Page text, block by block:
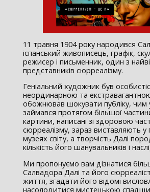
11 травня 1904 року народився
іспанський живописець, графік,
режисер і письменник, один з
представників сюрреалізму.
Геніальний художник був
неординарною та
обожнював шокувати публіку, чим
займався протягом більшої
картини, написані зі здоровою
сюрреалізму, зараз виставляють у
музеях світу, а творчість Далі
кількість його шанувальників і
Ми пропонуємо вам дізнатися
Салвадора Далі та його
життя, згадати його відомі
насолодитися мистецькою